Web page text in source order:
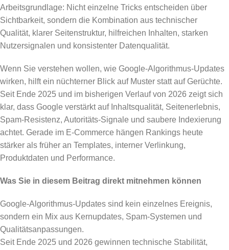
Arbeitsgrundlage: Nicht einzelne Tricks entscheiden über
Sichtbarkeit, sondern die Kombination aus technischer
Qualität, klarer Seitenstruktur, hilfreichen Inhalten, starken
Nutzersignalen und konsistenter Datenqualität.
Wenn Sie verstehen wollen, wie Google-Algorithmus-Updates
wirken, hilft ein nüchterner Blick auf Muster statt auf Gerüchte.
Seit Ende 2025 und im bisherigen Verlauf von 2026 zeigt sich
klar, dass Google verstärkt auf Inhaltsqualität, Seitenerlebnis,
Spam-Resistenz, Autoritäts-Signale und saubere Indexierung
achtet. Gerade im E-Commerce hängen Rankings heute
stärker als früher an Templates, interner Verlinkung,
Produktdaten und Performance.
Was Sie in diesem Beitrag direkt mitnehmen können
Google-Algorithmus-Updates sind kein einzelnes Ereignis,
sondern ein Mix aus Kernupdates, Spam-Systemen und
Qualitätsanpassungen.
Seit Ende 2025 und 2026 gewinnen technische Stabilität,